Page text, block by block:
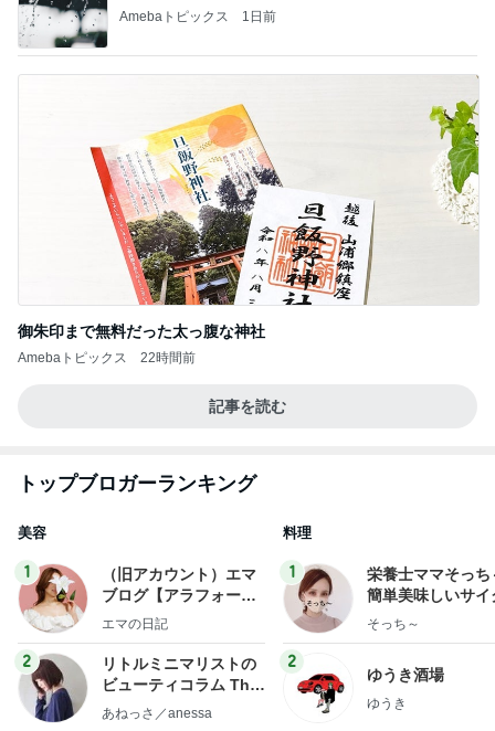
Amebaトピックス 1日前
御朱印まで無料だった太っ腹な神社
Amebaトピックス 22時間前
記事を読む
トップブロガーランキング
美容
1
（旧アカウント）エマ
ブログ【アラフォー会
社売却セカンドライ
エマの日記
2
リトルミニマリストの
ビューティコラム The
little minimalist's bea
あねっさ／anessa
料理
1
栄養士ママそっち
簡単美味しいサイ
献立
そっち～
2
ゆうき酒場
ゆうき